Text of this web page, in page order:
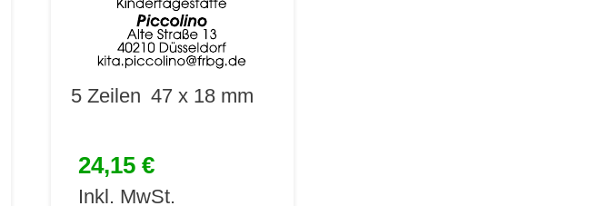
5 Zeilen 47 x 18 mm
24,15 €
Inkl. MwSt.